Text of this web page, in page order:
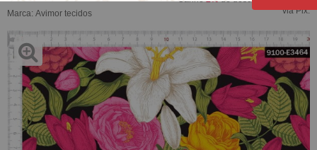
Marca: Avimor tecidos
via Pix.